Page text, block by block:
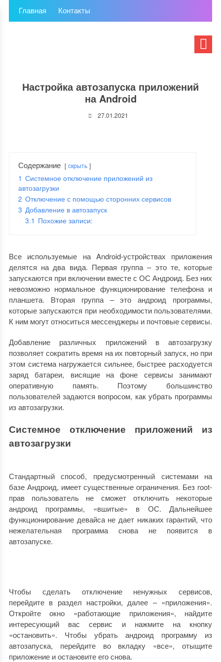
Главная Контакты
Настройка автозапуска приложений
на Android
27.01.2021
Содержание скрыть
1 Системное отключение приложений из
автозагрузки
2 Отключение с помощью сторонних сервисов
3 Добавление в автозапуск
3.1 Похожие записи:
Все используемые на Android-устройствах приложения
делятся на два вида. Первая группа – это те, которые
запускаются при включении вместе с ОС Андроид. Без них
невозможно нормальное функционирование телефона и
планшета. Вторая группа – это андроид программы,
которые запускаются при необходимости пользователями.
К ним могут относиться мессенджеры и почтовые сервисы.
Добавление различных приложений в автозагрузку
позволяет сократить время на их повторный запуск, но при
этом система нагружается сильнее, быстрее расходуется
заряд батареи, висящие на фоне сервисы занимают
оперативную память. Поэтому большинство
пользователей задаются вопросом, как убрать программы
из автозагрузки.
Системное отключение приложений из
автозагрузки
Стандартный способ, предусмотренный системами на
базе Андроид, имеет существенные ограничения. Без root-
прав пользователь не сможет отключить некоторые
андроид программы, «вшитые» в ОС. Дальнейшее
функционирование девайса не дает никаких гарантий, что
нежелательная программа снова не появится в
автозапуске.
Чтобы сделать отключение ненужных сервисов,
перейдите в раздел настройки, далее – «приложения».
Откройте окно «работающие приложения», найдите
интересующий вас сервис и нажмите на кнопку
«остановить». Чтобы убрать андроид программу из
автозапуска, перейдите во вкладку «все», отыщите
приложение и остановите его снова.